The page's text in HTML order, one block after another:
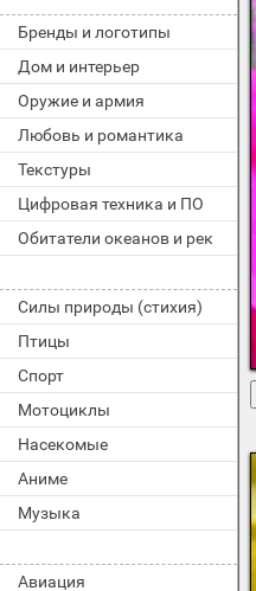
Бренды и логотипы
Дом и интерьер
Оружие и армия
Любовь и романтика
Текстуры
Цифровая техника и ПО
Обитатели океанов и рек
Силы природы (стихия)
Птицы
Спорт
Мотоциклы
Насекомые
Аниме
Музыка
Авиация